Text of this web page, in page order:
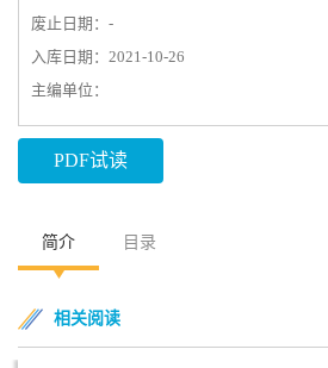
废止日期：-
入库日期：2021-10-26
主编单位：
PDF试读
简介 目录
相关阅读